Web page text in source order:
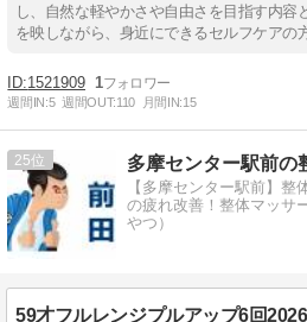
し、自然な軽やかさや自由さを目指す内容
を映しながら、身近にできるセルフケアの
1521909 1
週間IN:5 週間OUT:110 月間IN:15
25
【多摩センター駅前】整
の疲れ改善！整体マッサ
やつ）
59才フルレンジプルアップ6回